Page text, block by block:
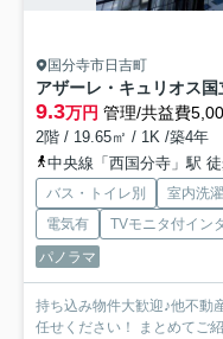
国分寺市日吉町
アザーレ・キュリオス国
9.3万円 管理/共益費
2階 / 19.65㎡ / 1K /築4年
中央線「西国分寺」駅
バス・トイレ別 室内洗
電気有
TVモニタ付イン
パノラマ
持ち込み物件大歓迎♪他不動
任せください！ まとめてご